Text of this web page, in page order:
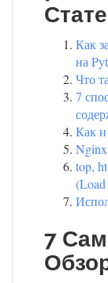
Как
на
Что
7
Как и
top,
7